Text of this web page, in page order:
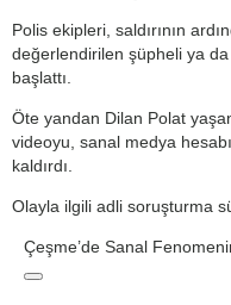
Polis ekipleri, saldırının
değerlendirilen şüpheli ya
başlattı.
Öte yandan Dilan Polat
videoyu, sanal medya
kaldırdı.
Olayla ilgili adli soruşturma
Çeşme’de Sanal